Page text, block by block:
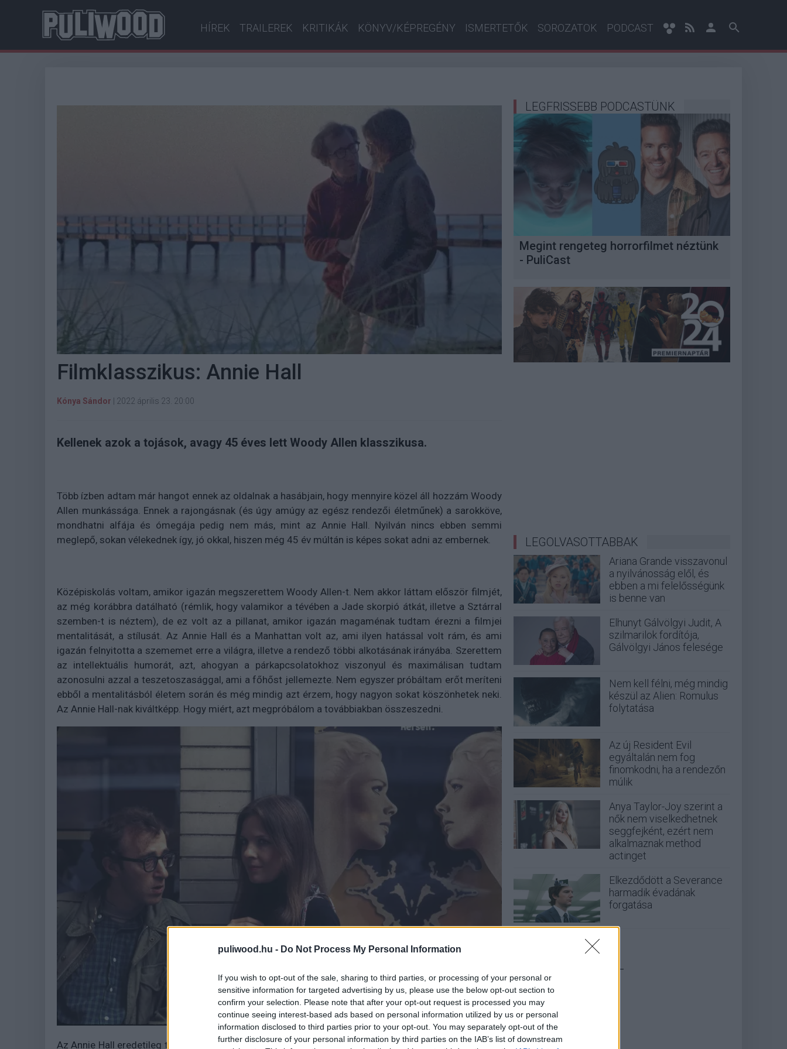
puliwood.hu - Do Not Process My Personal Information
If you wish to opt-out of the sale, sharing to third parties, or processing of your personal or
sensitive information for targeted advertising by us, please use the below opt-out section to
confirm your selection. Please note that after your opt-out request is processed you may
continue seeing interest-based ads based on personal information utilized by us or personal
information disclosed to third parties prior to your opt-out. You may separately opt-out of the
further disclosure of your personal information by third parties on the IAB’s list of downstream
HÍREK TRAILEREK KRITIKÁK KÖNYV/KÉPREGÉNY ISMERTETŐK SOROZATOK PODCAST
Filmklasszikus: Annie Hall
Kónya Sándor 2022 április 23. 20:00
Kellenek azok a tojások, avagy 45 éves lett Woody Allen klasszikusa.
Több ízben adtam már hangot ennek az oldalnak a hasábjain, hogy mennyire közel áll hozzám Woody
Allen munkássága. Ennek a rajongásnak (és úgy amúgy az egész rendezői életműnek) a sarokköve,
mondhatni alfája és ómegája pedig nem más, mint az Annie Hall. Nyilván nincs ebben semmi
meglepő, sokan vélekednek így, jó okkal, hiszen még 45 év múltán is képes sokat adni az embernek.
Középiskolás voltam, amikor igazán megszerettem Woody Allen-t. Nem akkor láttam először filmjét,
az még korábbra datálható (rémlik, hogy valamikor a tévében a Jade skorpió átkát, illetve a Sztárral
szemben-t is néztem), de ez volt az a pillanat, amikor igazán magaménak tudtam érezni a filmjei
mentalitását, a stílusát. Az Annie Hall és a Manhattan volt az, ami ilyen hatással volt rám, és ami
igazán felnyitotta a szememet erre a világra, illetve a rendező többi alkotásának irányába. Szerettem
az intellektuális humorát, azt, ahogyan a párkapcsolatokhoz viszonyul és maximálisan tudtam
azonosulni azzal a teszetoszasággal, ami a főhőst jellemezte. Nem egyszer próbáltam erőt meríteni
ebből a mentalitásból életem során és még mindig azt érzem, hogy nagyon sokat köszönhetek neki.
Az Annie Hall-nak kiváltképp. Hogy miért, azt megpróbálom a továbbiakban összeszedni.
Az Annie Hall eredetileg teljesen másnak indult. A rendező Marshall Brickman forgatókönyvíróval egy
LEGFRISSEBB PODCASTÜNK
Megint rengeteg horrorfilmet néztünk
- PuliCast
LEGOLVASOTTABBAK
Ariana Grande visszavonul
a nyilvánosság elől, és
ebben a mi felelősségünk
is benne van
Elhunyt Gálvölgyi Judit, A
szilmarilok fordítója,
Gálvölgyi János felesége
Nem kell félni, még mindig
készül az Alien: Romulus
folytatása
Az új Resident Evil
egyáltalán nem fog
finomkodni, ha a rendezőn
múlik
Anya Taylor-Joy szerint a
nők nem viselkedhetnek
seggfejként, ezért nem
alkalmaznak method
actinget
Elkezdődött a Severance
harmadik évadának
forgatása